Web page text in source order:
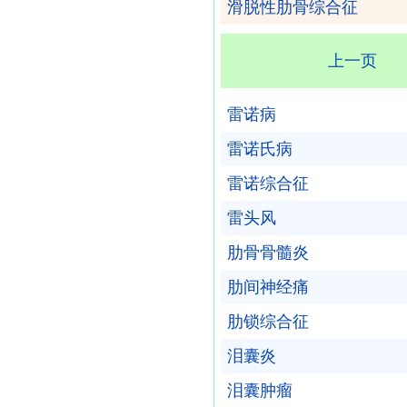
滑脱性肋骨综合征
上一页
雷诺病
雷诺氏病
雷诺综合征
雷头风
肋骨骨髓炎
肋间神经痛
肋锁综合征
泪囊炎
泪囊肿瘤